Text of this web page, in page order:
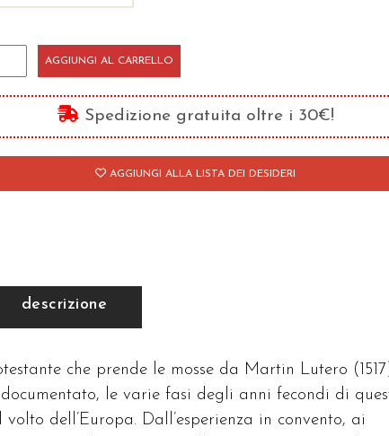
AGGIUNGI AL CARRELLO
Spedizione gratuita oltre i 30€!
AGGIUNGI ALLA LISTA DEI DESIDERI
descrizione
che prende le mosse da Martin Lutero
le varie fasi degli anni fecondi di
dell’Europa. Dall’esperienza in convento, ai